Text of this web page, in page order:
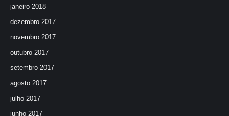
janeiro 2018
dezembro 2017
novembro 2017
outubro 2017
setembro 2017
agosto 2017
julho 2017
junho 2017